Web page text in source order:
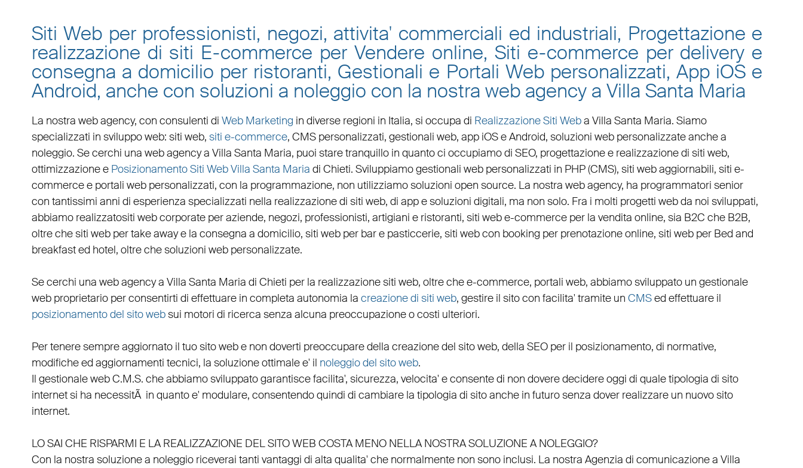
Siti Web per professionisti, negozi, attivita' commerciali ed industriali, Progettazione e
realizzazione di siti E-commerce per Vendere online, Siti e-commerce per delivery e
consegna a domicilio per ristoranti, Gestionali e Portali Web personalizzati, App iOS e
Android, anche con soluzioni a noleggio con la nostra web agency a Villa Santa Maria
La nostra web agency, con consulenti di Web Marketing in diverse regioni in Italia, si occupa di Realizzazione Siti Weba Villa Santa Maria. Siamo
specializzati in sviluppo web: siti web, siti e-commerce, CMS personalizzati, gestionali web, app iOS e Android, soluzioni web personalizzateanche a
noleggio. Se cerchi una web agency a Villa Santa Maria, puoi stare tranquillo in quanto ci occupiamo di SEO, progettazione e realizzazione di siti web,
ottimizzazionee Posizionamento Siti Web Villa Santa Maria di Chieti. Sviluppiamogestionali web personalizzati in PHP(CMS), siti web aggiornabili, siti e-
commercee portali web personalizzati, con la programmazione, non utilizziamo soluzioni open source. La nostra web agency, ha programmatori senior
con tantissimi anni di esperienza specializzati nella realizzazione di siti web, di app e soluzioni digitali, ma non solo. Fra i molti progetti web da noi sviluppati,
abbiamo realizzatositi web corporateperaziende, negozi, professionisti, artigiani e ristoranti, siti web e-commerceper la vendita online, sia B2C che B2B,
oltre chesiti web per take awaye la consegna a domicilio, siti web per bare pasticcerie, siti web con booking per prenotazione online, siti web per Bed and
breakfast ed hotel, oltre chesoluzioni web personalizzate.
Se cerchi una web agency a Villa Santa Maria di Chieti per la realizzazione siti web, oltre chee-commerce, portali web, abbiamo sviluppato un gestionale
webproprietario per consentirti di effettuare in completa autonomia la creazione di siti web, gestire il sito con facilita' tramite un CMSed effettuare il
posizionamento del sito websui motori di ricerca senza alcuna preoccupazione o costi ulteriori.
Per tenere sempre aggiornato il tuo sito web e non doverti preoccupare della creazione del sito web, della SEOper il posizionamento, di normative,
modifiche ed aggiornamenti tecnici, la soluzione ottimale e' il noleggio del sito web.
Il gestionale web C.M.S. che abbiamo sviluppato garantiscefacilita', sicurezza, velocita' e consente di non dovere decidere oggi di quale tipologia di sito
internet si ha necessitÃ in quanto e' modulare, consentendo quindi di cambiare la tipologia di sito anche in futuro senza dover realizzare un nuovo sito
internet.
LO SAI CHE RISPARMI E LA REALIZZAZIONE DEL SITO WEB COSTA MENO NELLA NOSTRA SOLUZIONE A NOLEGGIO?
Con la nostra soluzione a noleggio riceverai tanti vantaggi di alta qualita' che normalmente non sono inclusi. La nostra Agenzia di comunicazione a Villa